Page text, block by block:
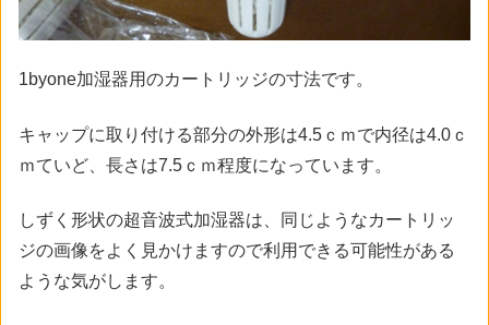
1byone加湿器用のカートリッジの寸法です。
キャップに取り付ける部分の外形は4.5ｃｍで内径は4.0ｃ
ｍていど、長さは7.5ｃｍ程度になっています。
しずく形状の超音波式加湿器は、同じようなカートリッ
ジの画像をよく見かけますので利用できる可能性がある
ような気がします。